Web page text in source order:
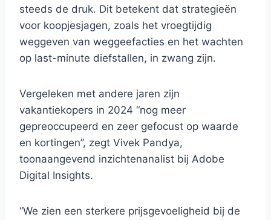
steeds de druk. Dit betekent dat strategieën
voor koopjesjagen, zoals het vroegtijdig
weggeven van weggeefacties en het wachten
op last-minute diefstallen, in zwang zijn.
Vergeleken met andere jaren zijn
vakantiekopers in 2024 “nog meer
gepreoccupeerd en zeer gefocust op waarde
en kortingen”, zegt Vivek Pandya,
toonaangevend inzichtenanalist bij Adobe
Digital Insights.
“We zien een sterkere prijsgevoeligheid bij de